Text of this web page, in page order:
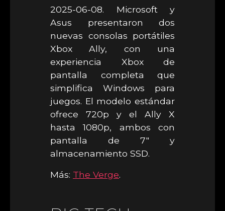
2025-06-08. Microsoft y
Asus presentaron dos
nuevas consolas portátiles
Xbox Ally, con una
experiencia Xbox de
pantalla completa que
simplifica Windows para
juegos. El modelo estándar
ofrece 720p y el Ally X
hasta 1080p, ambos con
pantalla de 7″ y
almacenamiento SSD.
Más: The Verge.